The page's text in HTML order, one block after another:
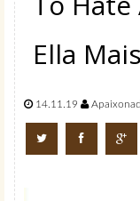
Ella
14.11.19